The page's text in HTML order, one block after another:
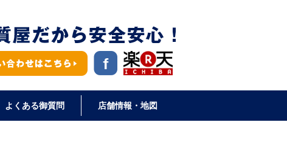
よくある御質問 店舗情報・地図